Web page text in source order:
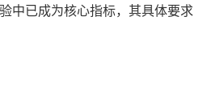
中已成为核心指标，其具体要求